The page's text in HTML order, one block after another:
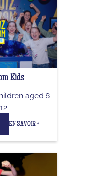
Kids
aged 8
EN SAVOIR +